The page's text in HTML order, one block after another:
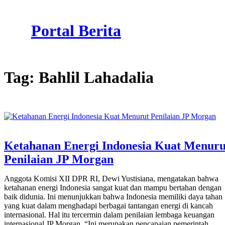
Portal Berita
Tag: Bahlil Lahadalia
Ketahanan Energi Indonesia Kuat
Penilaian JP Morgan
Anggota Komisi XII DPR RI, Dewi Yustisiana, mengatakan bahwa
ketahanan energi Indonesia sangat kuat dan mampu bertahan dengan
baik didunia. Ini menunjukkan bahwa Indonesia memiliki daya tahan
yang kuat dalam menghadapi berbagai tantangan energi di kancah
internasional. Hal itu tercermin dalam penilaian lembaga keuangan